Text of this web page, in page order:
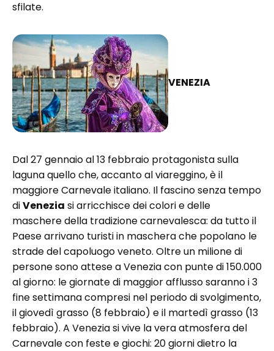
sfilate.
VENEZIA
Dal 27 gennaio al 13 febbraio protagonista sulla
laguna quello che, accanto al viareggino, è il
maggiore Carnevale italiano. Il fascino senza tempo
diVenezia si arricchisce dei colori e delle
maschere della tradizione carnevalesca: da tutto il
Paese arrivano turisti in maschera che popolano le
strade del capoluogo veneto. Oltre un milione di
persone sono attese a Venezia con punte di 150.000
al giorno: le giornate di maggior afflusso saranno i 3
fine settimana compresi nel periodo di svolgimento,
il giovedì grasso (8 febbraio) e il martedì grasso (13
febbraio). A Venezia si vive la vera atmosfera del
Carnevale con feste e giochi: 20 giorni dietro la